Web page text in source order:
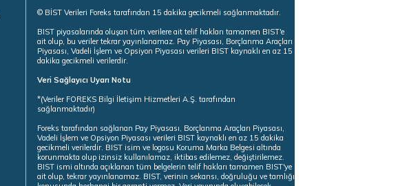
© BİST Verileri Foreks tarafından 15 dakika gecikmeli sağlanmaktadır.
BIST piyasalarında oluşan tüm verilere ait telif hakları tamamen BIST'e
ait olup, bu veriler tekrar yayınlanamaz. Pay Piyasası, Borçlanma Araçları
Piyasası, Vadeli İşlem ve Opsiyon Piyasası verileri BIST kaynaklı en az 15
dakika gecikmeli verilerdir.
Veri Sağlayıcı Uyarı Notu
*(Veriler FOREKS Bilgi İletişim Hizmetleri A.Ş. tarafından
sağlanmaktadır)
Foreks tarafından sağlanan Pay Piyasası, Borçlanma Araçları Piyasası,
Vadeli İşlem ve Opsiyon Piyasası verileri BIST kaynaklı en az 15 dakika
gecikmeli verilerdir. BIST isim ve logosu Koruma Marka Belgesi altında
korunmakta olup izinsiz kullanılamaz, iktibas edilemez, değiştirilemez.
BIST ismi altında açıklanan tüm belgelerin telif hakları tamamen BIST'ye
ait olup, tekrar yayınlanamaz. BIST, verinin sekansı, doğruluğu ve tamlığı